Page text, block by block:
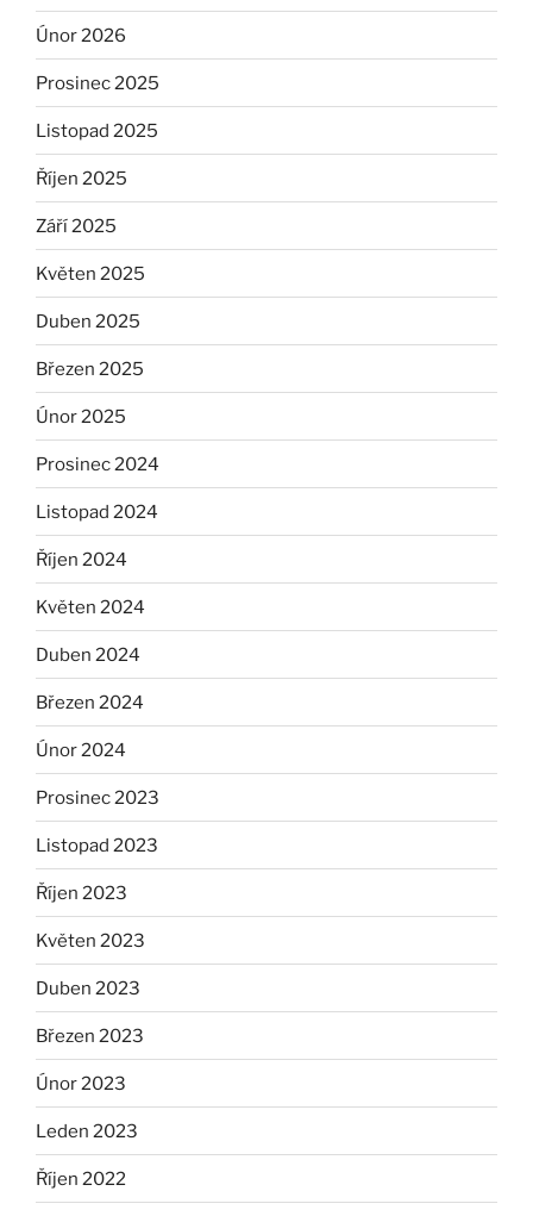
Únor 2026
Prosinec 2025
Listopad 2025
Říjen 2025
Září 2025
Květen 2025
Duben 2025
Březen 2025
Únor 2025
Prosinec 2024
Listopad 2024
Říjen 2024
Květen 2024
Duben 2024
Březen 2024
Únor 2024
Prosinec 2023
Listopad 2023
Říjen 2023
Květen 2023
Duben 2023
Březen 2023
Únor 2023
Leden 2023
Říjen 2022